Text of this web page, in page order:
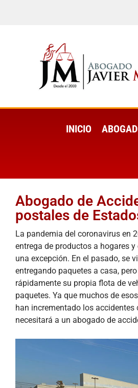
INICIO
Abogado de
postales de
La pandemia del coronavirus en
entrega de productos a hogares
una excepción. En el pasado, se
entregando paquetes a casa,
rápidamente su propia flota de
paquetes. Ya que muchos de
han incrementado los
necesitará a un abogado de